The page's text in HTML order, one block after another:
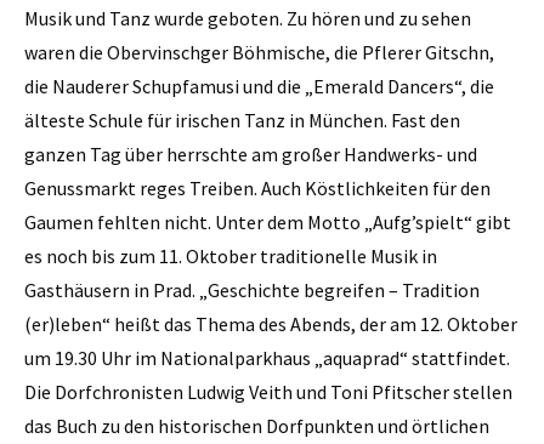
Musik und Tanz wurde geboten. Zu hören und zu sehen
waren die Obervinschger Böhmische, die Pflerer Gitschn,
die Nauderer Schupfamusi und die „Emerald Dancers“, die
älteste Schule für irischen Tanz in München. Fast den
ganzen Tag über herrschte am großer Handwerks- und
Genussmarkt reges Treiben. Auch Köstlichkeiten für den
Gaumen fehlten nicht. Unter dem Motto „Aufg’spielt“ gibt
es noch bis zum 11. Oktober traditionelle Musik in
Gasthäusern in Prad. „Geschichte begreifen – Tradition
(er)leben“ heißt das Thema des Abends, der am 12. Oktober
um 19.30 Uhr im Nationalparkhaus „aquaprad“ stattfindet.
Die Dorfchronisten Ludwig Veith und Toni Pfitscher stellen
das Buch zu den historischen Dorfpunkten und örtlichen